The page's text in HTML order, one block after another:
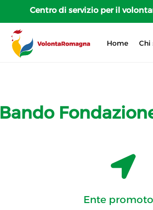
Centro di servizio per il
Home Chi
Bando

Ente